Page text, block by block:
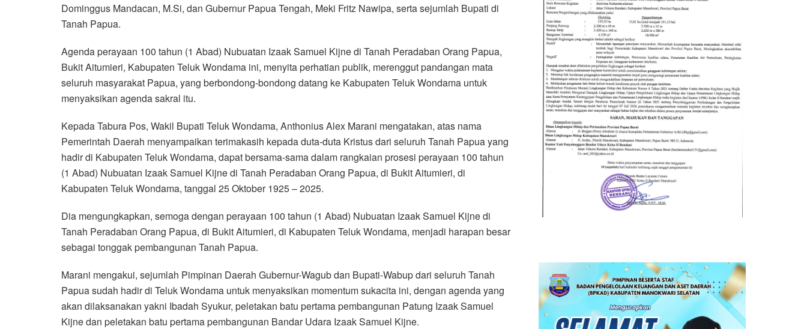
Dominggus Mandacan, M.Si, dan Gubernur Papua Tengah, Meki Fritz Nawipa, serta sejumlah Bupati di
Tanah Papua.
Agenda perayaan 100 tahun (1 Abad) Nubuatan Izaak Samuel Kijne di Tanah Peradaban Orang Papua,
Bukit Aitumieri, Kabupaten Teluk Wondama ini, menyita perhatian publik, merenggut pandangan mata
seluruh masyarakat Papua, yang berbondong-bondong datang ke Kabupaten Teluk Wondama untuk
menyaksikan agenda sakral itu.
Kepada Tabura Pos, Wakil Bupati Teluk Wondama, Anthonius Alex Marani mengatakan, atas nama
Pemerintah Daerah menyampaikan terimakasih kepada duta-duta Kristus dari seluruh Tanah Papua yang
hadir di Kabupaten Teluk Wondama, dapat bersama-sama dalam rangkaian prosesi perayaan 100 tahun
(1 Abad) Nubuatan Izaak Samuel Kijne di Tanah Peradaban Orang Papua, di Bukit Aitumieri, di
Kabupaten Teluk Wondama, tanggal 25 Oktober 1925 – 2025.
Dia mengungkapkan, semoga dengan perayaan 100 tahun (1 Abad) Nubuatan Izaak Samuel Kijne di
Tanah Peradaban Orang Papua, di Bukit Aitumieri, di Kabupaten Teluk Wondama, menjadi harapan besar
sebagai tonggak pembangunan Tanah Papua.
Marani mengakui, sejumlah Pimpinan Daerah Gubernur-Wagub dan Bupati-Wabup dari seluruh Tanah
Papua sudah hadir di Teluk Wondama untuk menyaksikan momentum sukacita ini, dengan agenda yang
akan dilaksanakan yakni Ibadah Syukur, peletakan batu pertama pembangunan Patung Izaak Samuel
Kijne dan peletakan batu pertama pembangunan Bandar Udara Izaak Samuel Kijne.